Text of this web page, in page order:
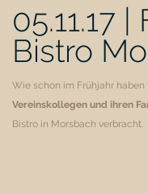
05.11.17
Bistro
Wie schon im Frühjahr haben
Vereinskollegen und ihren
Bistro in Morsbach verbracht.